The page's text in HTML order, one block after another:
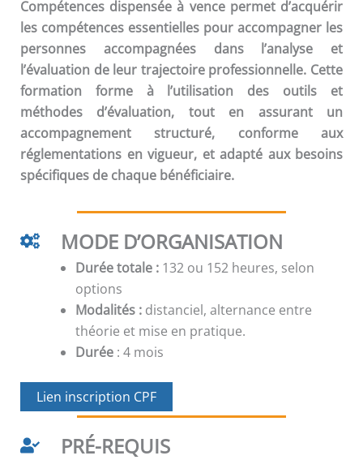
Compétences dispensée à vence permet d’acquérir
les compétences essentielles pour accompagner les
personnes accompagnées dans l’analyse et
l’évaluation de leur trajectoire professionnelle. Cette
formation forme à l’utilisation des outils et
méthodes d’évaluation, tout en assurant un
accompagnement structuré, conforme aux
réglementations en vigueur, et adapté aux besoins
spécifiques de chaque bénéficiaire.
MODE D’ORGANISATION
Durée totale : 132 ou 152 heures, selon
options
Modalités : distanciel, alternance entre
théorie et mise en pratique.
Durée : 4 mois
Lien inscription CPF
PRÉ-REQUIS